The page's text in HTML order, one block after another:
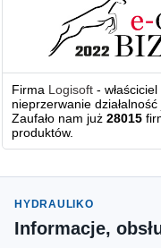
Firma Logisoft -
nieprzerwanie
Zaufało nam już28015
produktów.
HYDRAULIKO
Informacje,